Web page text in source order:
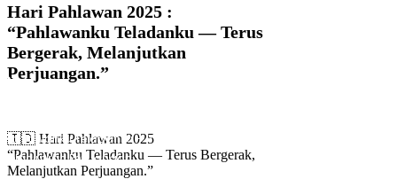
Blog
“Pahlawanku Teladanku — Terus Bergerak,
Melanjutkan Perjuangan.”
Hari Pahlawan 2025 :
“Pahlawanku Teladanku — Terus
Bergerak, Melanjutkan
Perjuangan.”
🇮🇩 Hari Pahlawan 2025
“Pahlawanku Teladanku — Terus Bergerak,
Melanjutkan Perjuangan.”